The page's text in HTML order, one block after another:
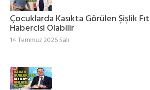
Çocuklarda Kasıkta Görülen Şişlik
Habercisi Olabilir
14 Temmuz 2026 Salı